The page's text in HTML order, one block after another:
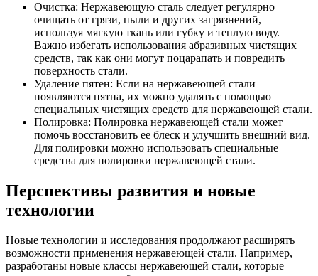
Очистка: Нержавеющую сталь следует регулярно
очищать от грязи, пыли и других загрязнений,
используя мягкую ткань или губку и теплую воду.
Важно избегать использования абразивных чистящих
средств, так как они могут поцарапать и повредить
поверхность стали.
Удаление пятен: Если на нержавеющей стали
появляются пятна, их можно удалять с помощью
специальных чистящих средств для нержавеющей стали.
Полировка: Полировка нержавеющей стали может
помочь восстановить ее блеск и улучшить внешний вид.
Для полировки можно использовать специальные
средства для полировки нержавеющей стали.
Перспективы развития и новые
технологии
Новые технологии и исследования продолжают расширять
возможности применения нержавеющей стали. Например,
разработаны новые классы нержавеющей стали, которые